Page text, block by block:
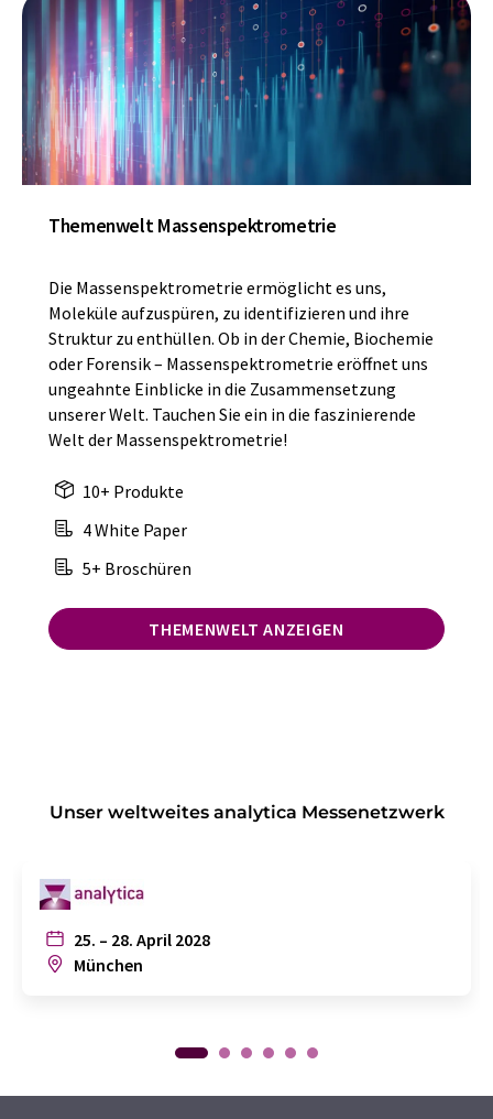
Themenwelt Massenspektrometrie
Die Massenspektrometrie ermöglicht es uns,
Moleküle aufzuspüren, zu identifizieren und ihre
Struktur zu enthüllen. Ob in der Chemie, Biochemie
oder Forensik – Massenspektrometrie eröffnet uns
ungeahnte Einblicke in die Zusammensetzung
unserer Welt. Tauchen Sie ein in die faszinierende
Welt der Massenspektrometrie!
10+ Produkte
4 White Paper
5+ Broschüren
THEMENWELT ANZEIGEN
Unser weltweites analytica Messenetzwerk
25. – 28. April 2028
München